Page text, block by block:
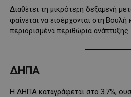
Διαθέτει τη μικρότερη δεξαμενή
φαίνεται να εισέρχονται στη Βουλή
περιορισμένα περιθώρια ανάπτυξης.
ΔΗΠΑ
Η ΔΗΠΑ καταγράφεται στο 3,7%,